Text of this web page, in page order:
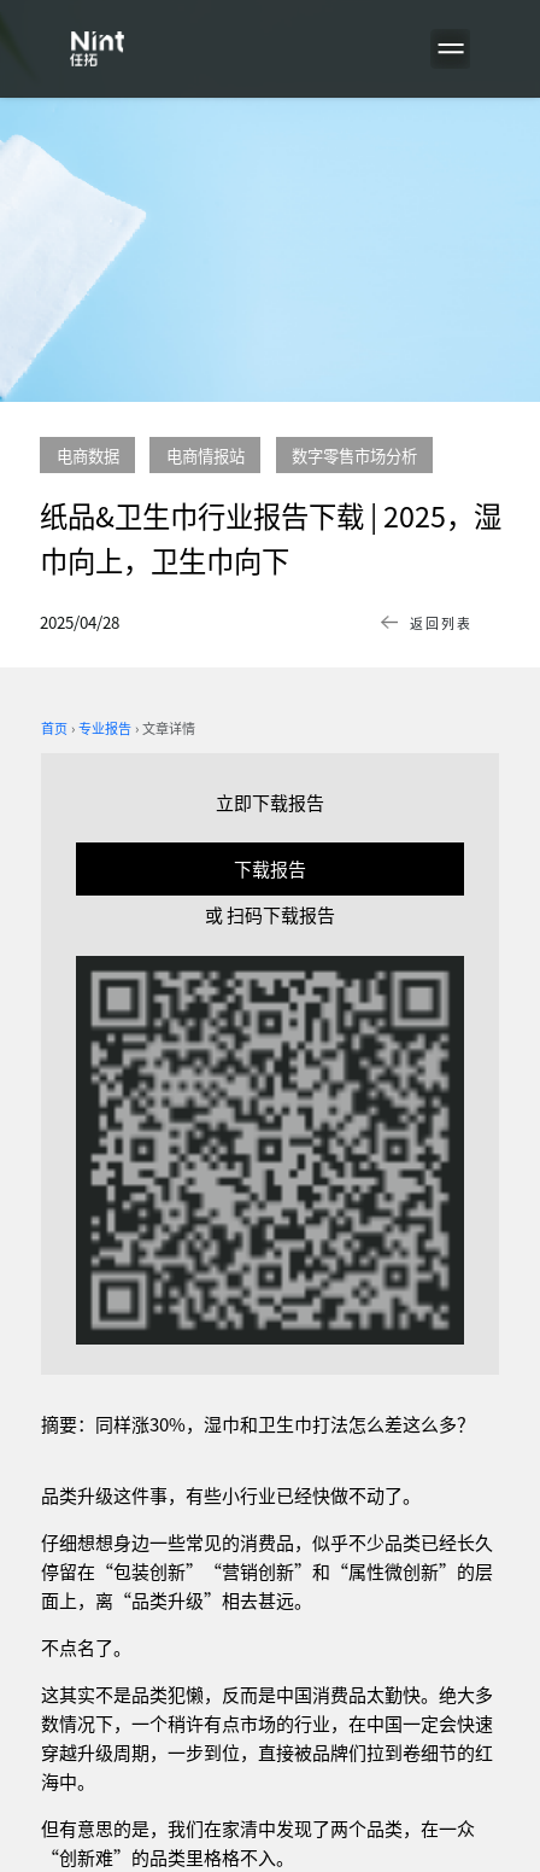
返回列表
2025/04/28
纸品&卫生巾行业报告下载 | 2025，湿
巾向上，卫生巾向下
电商数据 电商情报站 数字零售市场分析
首页 专业报告 文章详情
立即下载报告
下载报告
或 扫码下载报告
摘要：同样涨30%，湿巾和卫生巾打法怎么差这么多？
品类升级这件事，有些小行业已经快做不动了。
仔细想想身边一些常见的消费品，似乎不少品类已经长久
停留在“包装创新”“营销创新”和“属性微创新”的层
面上，离“品类升级”相去甚远。
不点名了。
这其实不是品类犯懒，反而是中国消费品太勤快。绝大多
数情况下，一个稍许有点市场的行业，在中国一定会快速
穿越升级周期，一步到位，直接被品牌们拉到卷细节的红
海中。
但有意思的是，我们在家清中发现了两个品类，在一众
“创新难”的品类里格格不入。